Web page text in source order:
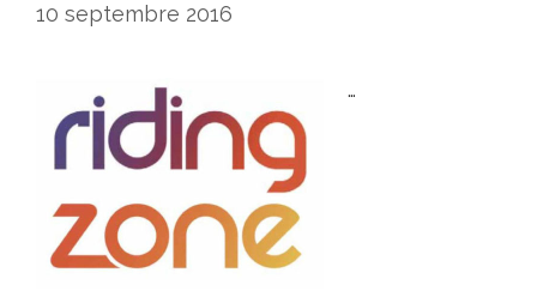
10 septembre 2016
…